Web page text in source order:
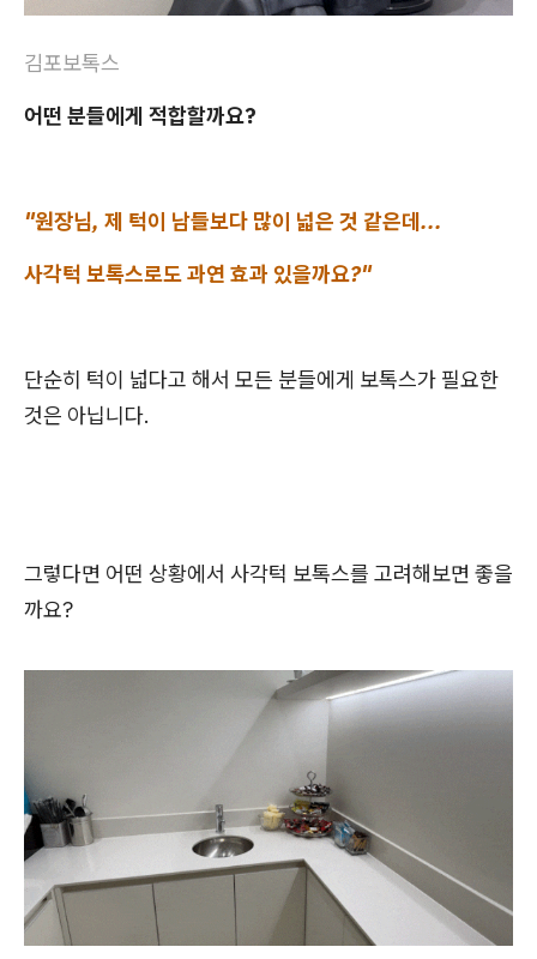
김포보톡스
어떤 분들에게 적합할까요?
"원장님, 제 턱이 남들보다 많이 넓은 것 같은데...
사각턱 보톡스로도 과연 효과 있을까요?"
단순히 턱이 넓다고 해서 모든 분들에게 보톡스가 필요한
것은 아닙니다.
그렇다면 어떤 상황에서 사각턱 보톡스를 고려해보면 좋을
까요?